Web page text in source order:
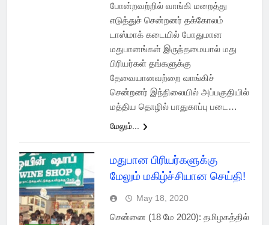
போன்றவற்றில் வாங்கி மறைத்து
எடுத்துச் சென்றனர் தக்கோலம்
டாஸ்மாக் கடையில் போதுமான
மதுபானங்கள் இருந்தமையால் மது
பிரியர்கள் தங்களுக்கு
தேவையானவற்றை வாங்கிச்
சென்றனர் இந்நிலையில் அப்பகுதியில்
மத்திய தொழில் பாதுகாப்பு படை…
மேலும்...
மதுபான பிரியர்களுக்கு
மேலும் மகிழ்ச்சியான செய்தி!
May 18, 2020
சென்னை (18 மே 2020): தமிழகத்தில்